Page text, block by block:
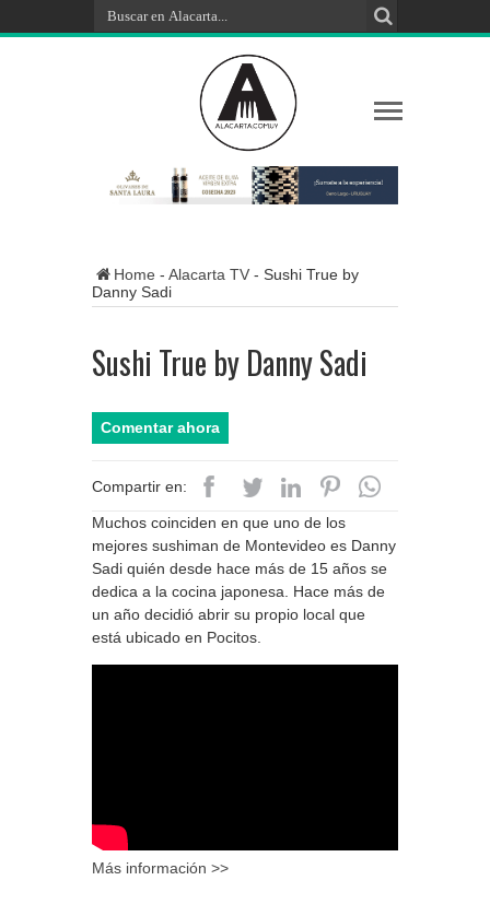
Home - Alacarta TV - Sushi True by
Danny Sadi
Sushi True by Danny Sadi
Comentar ahora
Compartir en:
Muchos coinciden en que uno de los
mejores sushiman de Montevideo es Danny
Sadi quién desde hace más de 15 años se
dedica a la cocina japonesa. Hace más de
un año decidió abrir su propio local que
está ubicado en Pocitos.
Más información >>